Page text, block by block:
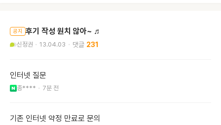
공지 후기 작성 원치 않아~ ♬
신정권 13.04.03 231
인터넷 질문
종**** 7분 전
기존 인터넷 약정 만료로 문의